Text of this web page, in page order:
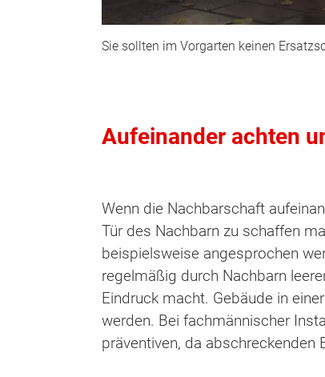
Sie sollten im Vorgarten keinen
Aufeinander achten
Wenn die Nachbarschaft
Tür des Nachbarn zu schaffen
beispielsweise angesprochen
regelmäßig durch Nachbarn
Eindruck macht. Gebäude in
werden. Bei fachmännischer
präventiven, da abschreckenden